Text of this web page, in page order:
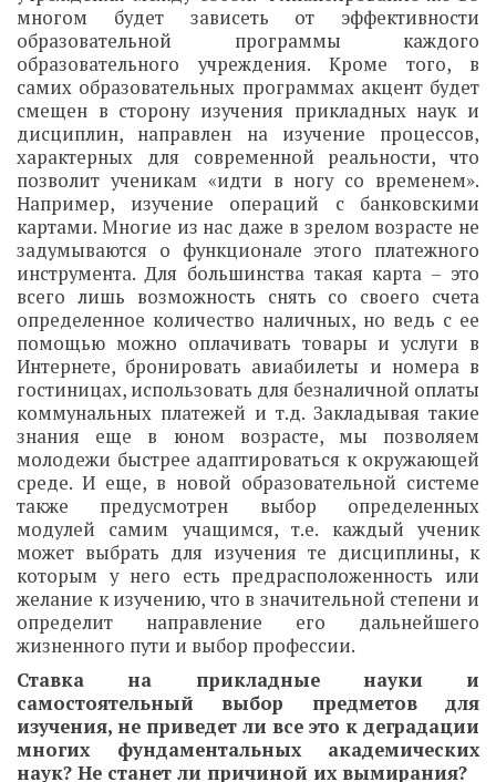
многом будет зависеть от эффективности
образовательной программы каждого
образовательного учреждения. Кроме того, в
самих образовательных программах акцент будет
смещен в сторону изучения прикладных наук и
дисциплин, направлен на изучение процессов,
характерных для современной реальности, что
позволит ученикам «идти в ногу со временем».
Например, изучение операций с банковскими
картами. Многие из нас даже в зрелом возрасте не
задумываются о функционале этого платежного
инструмента. Для большинства такая карта – это
всего лишь возможность снять со своего счета
определенное количество наличных, но ведь с ее
помощью можно оплачивать товары и услуги в
Интернете, бронировать авиабилеты и номера в
гостиницах, использовать для безналичной оплаты
коммунальных платежей и т.д. Закладывая такие
знания еще в юном возрасте, мы позволяем
молодежи быстрее адаптироваться к окружающей
среде. И еще, в новой образовательной системе
также предусмотрен выбор определенных
модулей самим учащимся, т.е. каждый ученик
может выбрать для изучения те дисциплины, к
которым у него есть предрасположенность или
желание к изучению, что в значительной степени и
определит направление его дальнейшего
жизненного пути и выбор профессии.
Ставка на прикладные науки и
самостоятельный выбор предметов для
изучения, не приведет ли все это к деградации
многих фундаментальных академических
наук? Не станет ли причиной их вымирания?